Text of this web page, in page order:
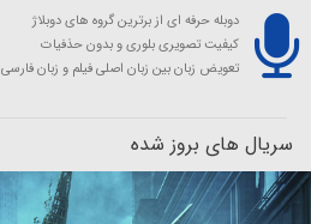
دوبله حرفه ای از برترین گروه های دوبلاژ
کیفیت تصویری بلوری و بدون حذفیات
تعویض زبان بین زبان اصلی فیلم و زبان فارسی
سریال های بروز شده